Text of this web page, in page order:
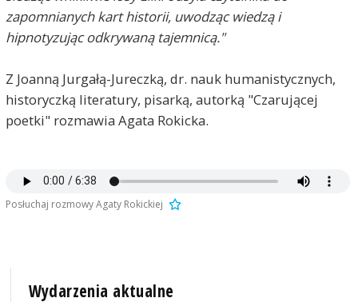
zapomnianych kart historii, uwodząc wiedzą i
hipnotyzując odkrywaną tajemnicą."
Z Joanną Jurgałą-Jureczką, dr. nauk humanistycznych,
historyczką literatury, pisarką, autorką "Czarującej
poetki" rozmawia Agata Rokicka.
Posłuchaj rozmowy Agaty Rokickiej
Wydarzenia aktualne